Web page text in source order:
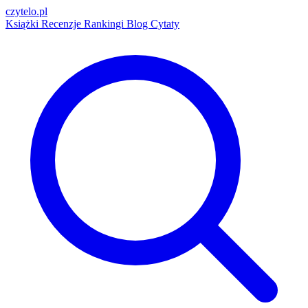
czytelo.pl
Książki Recenzje Rankingi Blog Cytaty